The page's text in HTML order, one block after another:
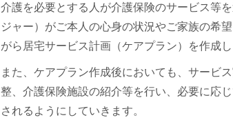
介護を必要とする人が介護保険のサービス等
ジャー）がご本人の心身の状況やご家族の希
がら居宅サービス計画（ケアプラン）を作成し
また、ケアプラン作成後においても、サービ
整、介護保険施設の紹介等を行い、必要に応
されるようにしていきます。